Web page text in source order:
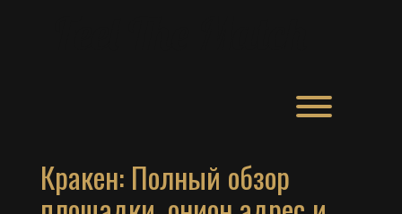
Кракен: Полный обзор